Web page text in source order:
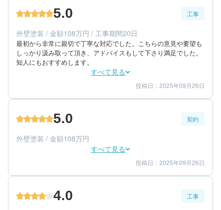
50代/男性/一戸建て
築年数：9年
5.0 工事
外壁塗装 / 金額108万円 / 工事期間20日
最初から非常に親切で丁寧な対応でした。こちらの意見や要望も
しっかり汲み取って頂き、アドバイスもして下さり満足でした。
知人にもおすすめします。
すべて見る
仕上がり 5
満足度 5
50代/女性/一戸建て
築年数：15年
投稿日：2025年09月26日
5.0 契約
外壁塗装 / 金額108万円
すべて見る
金額感 5
担当者 5
50代/女性/一戸建て
投稿日：2025年09月26日
4.0 工事